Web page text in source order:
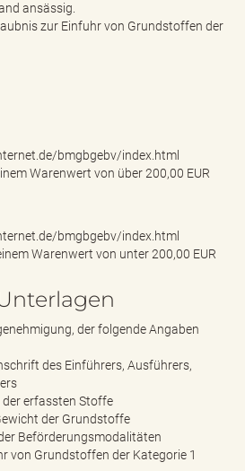
ansässig.
zur Einfuhr von Grundstoffen der
bmgbgebv/index.html
Warenwert von über 200,00 EUR
bmgbgebv/index.html
Warenwert von unter 200,00 EUR
der folgende Angaben
des Einführers, Ausführers,
der erfassten Stoffe
der Grundstoffe
Beförderungsmodalitäten
von Grundstoffen der Kategorie 1